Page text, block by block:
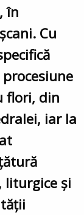
în
Cu
flori, din
iar la
liturgice și